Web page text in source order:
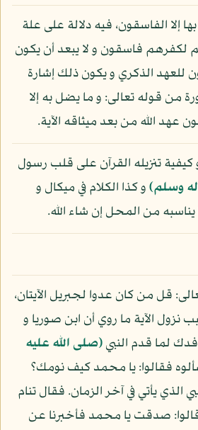
إلا الفاسقون، فيه دلالة على علة
لكفرهم فاسقون و لا يبعد أن يكون
للعهد الذكري و يكون ذلك إشارة
من قوله تعالى: و ما يضل به إلا
عهد الله من بعد ميثاقه الآية.
كيفية تنزيله القرآن على قلب رسول
وسلم)و كذا الكلام في ميكال و
يناسبه من المحل إن شاء الله.
قل من كان عدوا لجبريل الآيتان،
الآية ما روي أن ابن صوريا و
لما قدم النبي(صلى الله عليه
فقالوا: يا محمد كيف نومك؟
الذي يأتي في آخر الزمان. فقال تنام
صدقت يا محمد فأخبرنا عن